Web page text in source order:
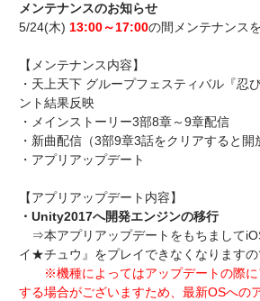
アプリゲーム
イベント・キャンペーン
ミュージック
グッズ・本
ギャラリー
ユニット&キャラクター
アプリゲーム
イベント・キャンペーン
ミュージック
グッズ・本
ギャラリー
メンテナンスのお知らせ
5/24(木) 13:00～17:00の間メンテナンス
【メンテナンス内容】
・天上天下 グループフェスティバル『忍
ント結果反映
・メインストーリー3部8章～9章配信
・新曲配信（3部9章3話をクリアすると開
・アプリアップデート
【アプリアップデート内容】
・Unity2017へ開発エンジンの移行
⇒本アプリアップデートをもちまして
イ★チュウ』をプレイできなくなりますの
※機種によってはアップデートの際
する場合がございますため、最新OSへの